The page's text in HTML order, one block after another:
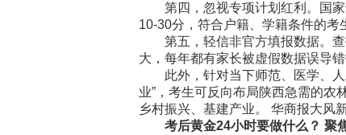
第四，忽视专项计划红利。国家
10-30分，符合户籍、学籍条件的考
第五，轻信非官方填报数据。查
大，每年都有家长被虚假数据误导错
此外，针对当下师范、医学、人
业”，考生可反向布局陕西急需的
乡村振兴、基建产业。 华商报大风
考后黄金24小时要做什么？ 聚